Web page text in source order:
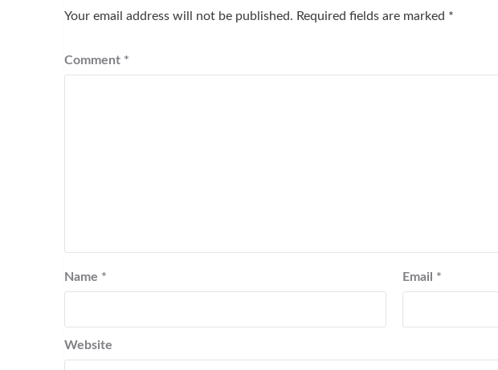
Your email address will not be published. Required fields are marked *
Comment *
Name * Email *
Website